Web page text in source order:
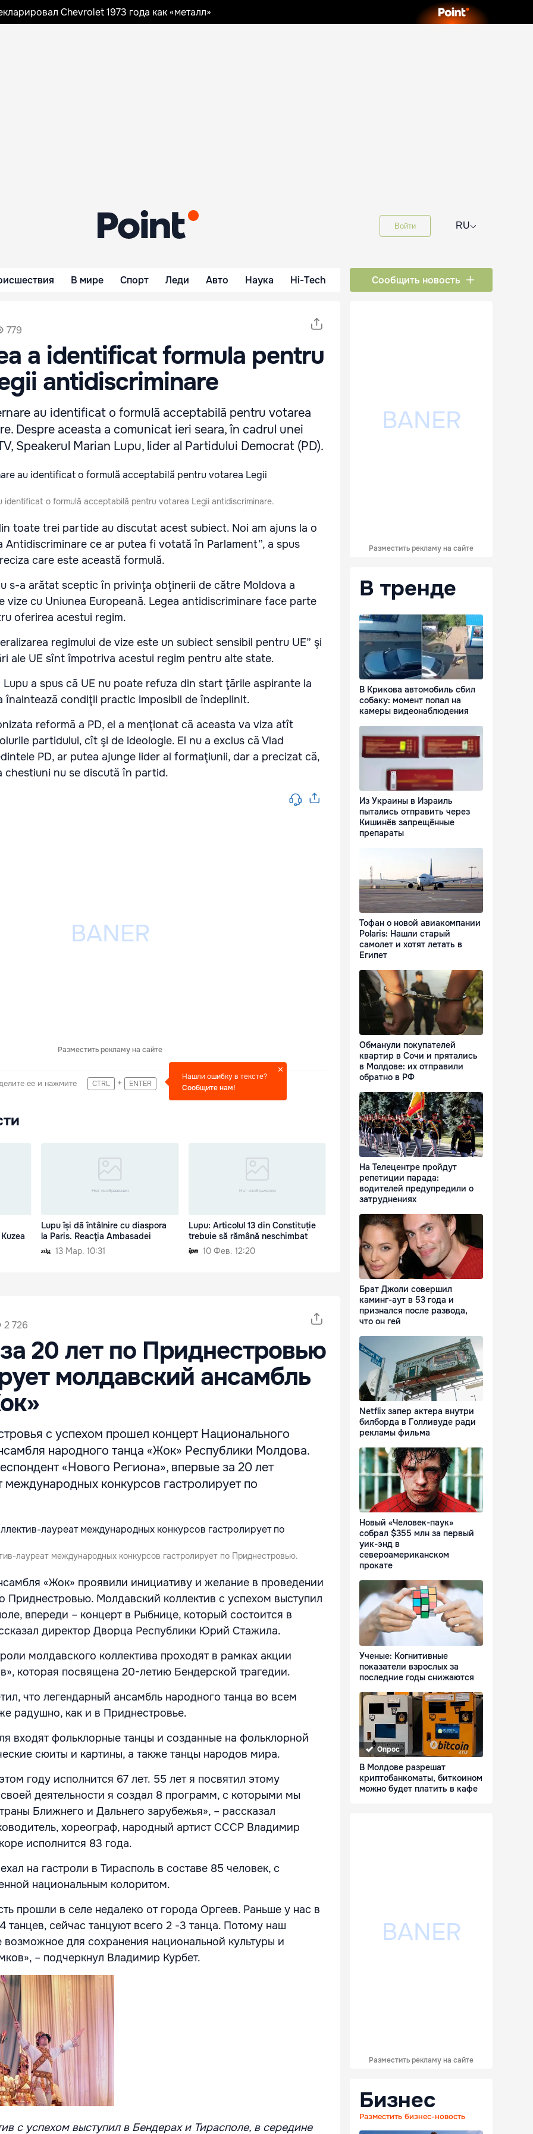
Chevrolet 1973 года как «металл»
Войти RU⌵
В мире Спорт Леди Авто Наука Hi-Tech Сообщить новость
779
a identificat formula pentru
antidiscriminare
au identificat o formulă acceptabilă pentru votarea
Despre aceasta a comunicat ieri seara, în cadrul unei
Speakerul Marian Lupu, lider al Partidului Democrat (PD).
identificat o formulă acceptabilă pentru votarea Legii antidiscriminare.
toate trei partide au discutat acest subiect. Noi am ajuns la o
Antidiscriminare ce ar putea fi votată în Parlament”, a spus
care este această formulă.
s-a arătat sceptic în privinţa obţinerii de către Moldova a
vize cu Uniunea Europeană. Legea antidiscriminare face parte
oferirea acestui regim.
regimului de vize este un subiect sensibil pentru UE” şi
ale UE sînt împotriva acestui regim pentru alte state.
Lupu a spus că UE nu poate refuza din start ţările aspirante la
înaintează condiţii practic imposibil de îndeplinit.
reformă a PD, el a menţionat că aceasta va viza atît
partidului, cît şi de ideologie. El nu a exclus că Vlad
PD, ar putea ajunge lider al formaţiunii, dar a precizat că,
chestiuni nu se discută în partid.
Разместить рекламу на сайте
ее и нажмите CTRL + ENTER
Нашли ошибку в тексте?
Сообщите нам!
Lupu își dă întâlnire cu diaspora
la Paris. Reacţia Ambasadei
13 Мар. 10:31
Lupu: Articolul 13 din Constituție
trebuie să rămână neschimbat
10 Фев. 12:20
2 726
20 лет по Приднестровью
молдавский ансамбль
с успехом прошел концерт Национального
народного танца «Жок» Республики Молдова.
«Нового Региона», впервые за 20 лет
международных конкурсов гастролирует по
лауреат международных конкурсов гастролирует по Приднестровью.
«Жок» проявили инициативу и желание в проведении
Приднестровью. Молдавский коллектив с успехом выступил
впереди – концерт в Рыбнице, который состоится в
директор Дворца Республики Юрий Стажила.
молдавского коллектива проходят в рамках акции
которая посвящена 20-летию Бендерской трагедии.
что легендарный ансамбль народного танца во всем
радушно, как и в Приднестровье.
входят фольклорные танцы и созданные на фольклорной
сюиты и картины, а также танцы народов мира.
году исполнится 67 лет. 55 лет я посвятил этому
деятельности я создал 8 программ, с которыми мы
Ближнего и Дальнего зарубежья», – рассказал
хореограф, народный артист СССР Владимир
исполнится 83 года.
на гастроли в Тирасполь в составе 85 человек, с
национальным колоритом.
прошли в селе недалеко от города Оргеев. Раньше у нас в
танцев, сейчас танцуют всего 2 -3 танца. Потому наш
возможное для сохранения национальной культуры и
– подчеркнул Владимир Курбет.
с успехом выступил в Бендерах и Тирасполе, в середине
Разместить рекламу на сайте
В тренде
В Крикова автомобиль сбил
собаку: момент попал на
камеры видеонаблюдения
Из Украины в Израиль
пытались отправить через
Кишинёв запрещённые
препараты
Тофан о новой авиакомпании
Polaris: Нашли старый
самолет и хотят летать в
Египет
Обманули покупателей
квартир в Сочи и прятались
в Молдове: их отправили
обратно в РФ
На Телецентре пройдут
репетиции парада:
водителей предупредили о
затруднениях
Брат Джоли совершил
каминг-аут в 53 года и
признался после развода,
что он гей
Netflix запер актера внутри
билборда в Голливуде ради
рекламы фильма
Новый «Человек-паук»
собрал $355 млн за первый
уик-энд в
североамериканском
прокате
Ученые: Когнитивные
показатели взрослых за
последние годы снижаются
Опрос
В Молдове разрешат
криптобанкоматы, биткоином
можно будет платить в кафе
Разместить рекламу на сайте
Бизнес
Разместить бизнес-новость